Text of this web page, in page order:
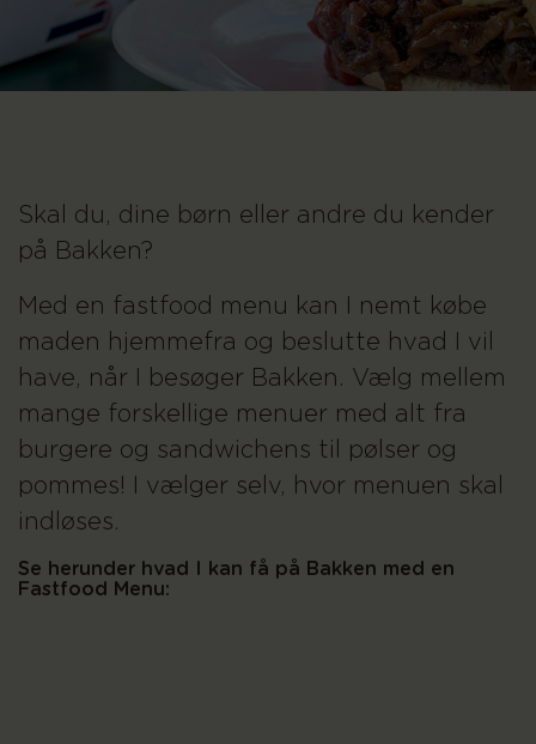
Skal du, dine børn eller andre du kender
på Bakken?
Med en fastfood menu kan I nemt købe
maden hjemmefra og beslutte hvad I vil
have, når I besøger Bakken. Vælg mellem
mange forskellige menuer med alt fra
burgere og sandwichens til pølser og
pommes! I vælger selv, hvor menuen skal
indløses.
Se herunder hvad I kan få på Bakken med en
Fastfood Menu: